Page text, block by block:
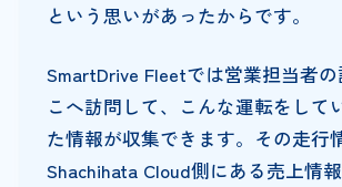
という思いがあったからです。
SmartDrive Fleetでは営業担当者
こへ訪問して、こんな運転をして
た情報が収集できます。その走行
Shachihata Cloud側にある売上情